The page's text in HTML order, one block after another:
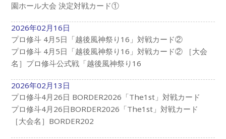
園ホール大会 決定対戦カード①
2026年02月16日
プロ修斗 4月5日「越後風神祭り16」対戦カード②
プロ修斗 4月5日「越後風神祭り16」対戦カード② ［大会
名］プロ修斗公式戦「越後風神祭り16
2026年02月13日
プロ修斗4月26日 BORDER2026「The1st」対戦カード
プロ修斗4月26日BORDER2026「The1st」対戦カード
［大会名］BORDER202